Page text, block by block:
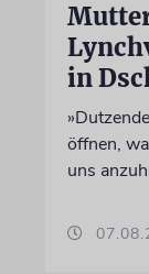
in
öffnen,
uns